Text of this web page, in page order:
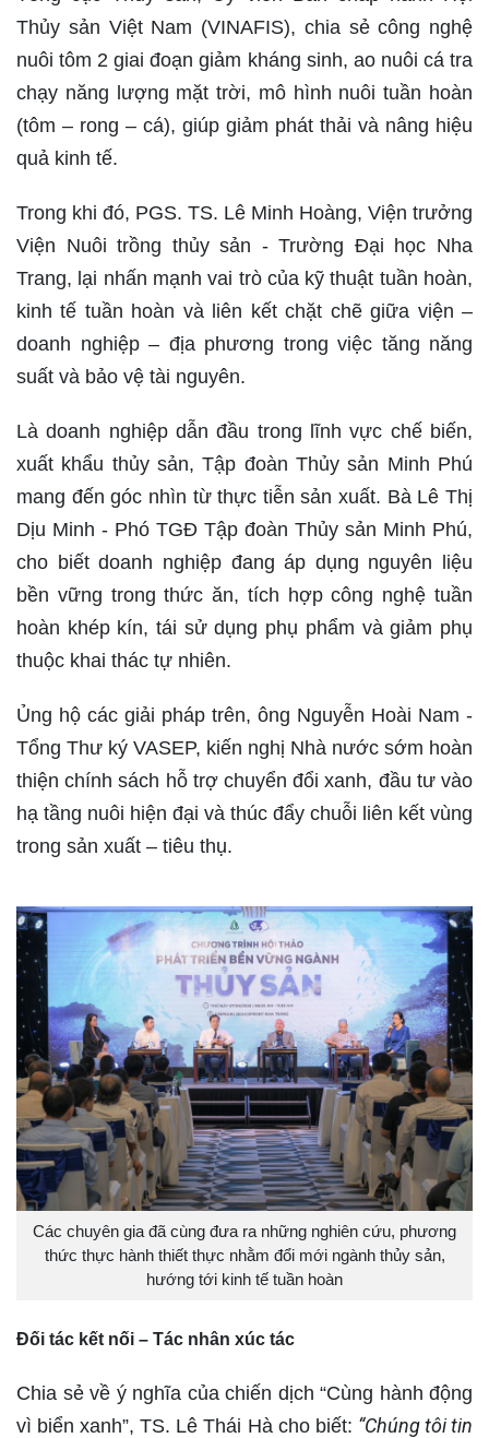
Thủy sản Việt Nam (VINAFIS), chia sẻ công nghệ
nuôi tôm 2 giai đoạn giảm kháng sinh, ao nuôi cá tra
chạy năng lượng mặt trời, mô hình nuôi tuần hoàn
(tôm – rong – cá), giúp giảm phát thải và nâng hiệu
quả kinh tế.
Trong khi đó, PGS. TS. Lê Minh Hoàng, Viện trưởng
Viện Nuôi trồng thủy sản - Trường Đại học Nha
Trang, lại nhấn mạnh vai trò của kỹ thuật tuần hoàn,
kinh tế tuần hoàn và liên kết chặt chẽ giữa viện –
doanh nghiệp – địa phương trong việc tăng năng
suất và bảo vệ tài nguyên.
Là doanh nghiệp dẫn đầu trong lĩnh vực chế biến,
xuất khẩu thủy sản, Tập đoàn Thủy sản Minh Phú
mang đến góc nhìn từ thực tiễn sản xuất. Bà Lê Thị
Dịu Minh - Phó TGĐ Tập đoàn Thủy sản Minh Phú,
cho biết doanh nghiệp đang áp dụng nguyên liệu
bền vững trong thức ăn, tích hợp công nghệ tuần
hoàn khép kín, tái sử dụng phụ phẩm và giảm phụ
thuộc khai thác tự nhiên.
Ủng hộ các giải pháp trên, ông Nguyễn Hoài Nam -
Tổng Thư ký VASEP, kiến nghị Nhà nước sớm hoàn
thiện chính sách hỗ trợ chuyển đổi xanh, đầu tư vào
hạ tầng nuôi hiện đại và thúc đẩy chuỗi liên kết vùng
trong sản xuất – tiêu thụ.
Các chuyên gia đã cùng đưa ra những nghiên cứu, phương
thức thực hành thiết thực nhằm đổi mới ngành thủy sản,
hướng tới kinh tế tuần hoàn
Đối tác kết nối – Tác nhân xúc tác
Chia sẻ về ý nghĩa của chiến dịch “Cùng hành động
vì biển xanh”, TS. Lê Thái Hà cho biết: “Chúng tôi tin